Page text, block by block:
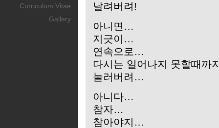
Curriculum Vitae
Gallery
날려버려!
아니면…
지긋이…
연속으로…
다시는 일어나지 못할때까
눌러버려…
아니다…
참자…
참아야지…